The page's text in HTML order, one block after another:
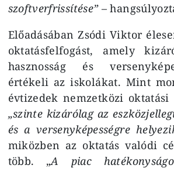
szoftverfrissítése”–
Előadásában Zsódi Viktor
oktatásfelfogást, amely
hasznosság és
értékeli az iskolákat. Mint
évtizedek nemzetközi oktatási
„szinte kizárólag az
és a versenyképességre
miközben az oktatás valódi
több. „A piac